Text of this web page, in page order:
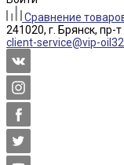
Сравнение
241020, г. Брянск, пр-
client-service@vip-